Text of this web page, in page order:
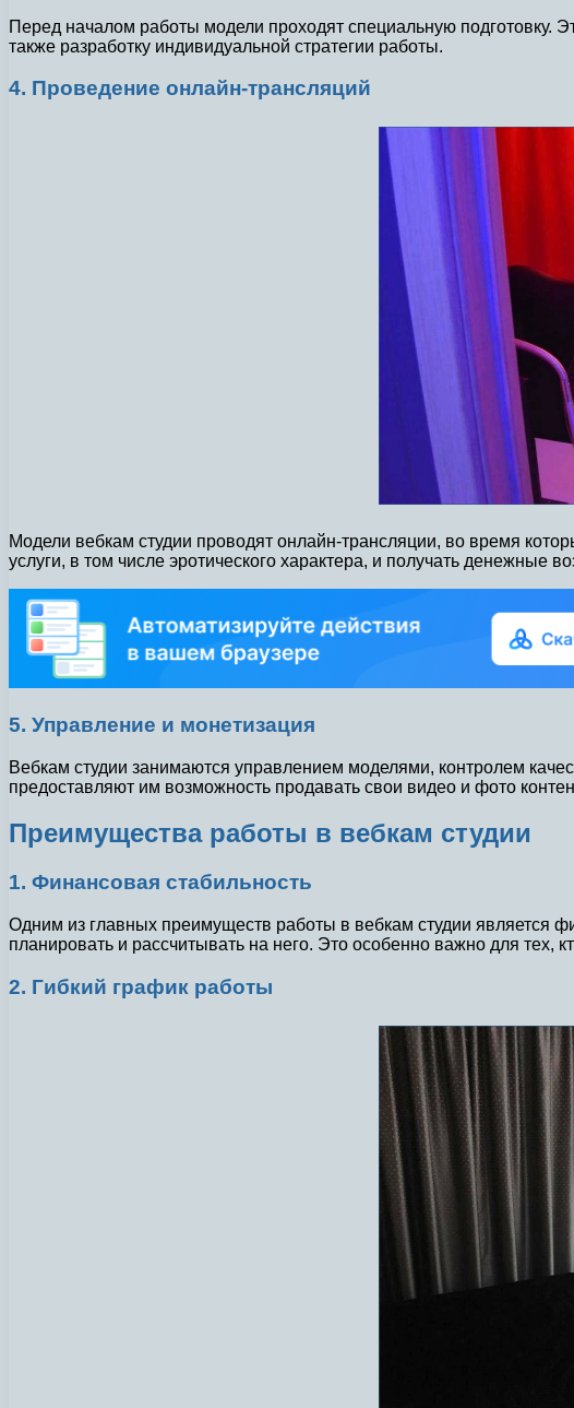
Перед началом работы модели проходят специальную подготовку.
также разработку индивидуальной стратегии работы.
4. Проведение онлайн-трансляций
Модели вебкам студии проводят онлайн-трансляции, во время
услуги, в том числе эротического характера, и получать денежные
5. Управление и монетизация
Вебкам студии занимаются управлением моделями, контролем
предоставляют им возможность продавать свои видео и фото
Преимущества работы в вебкам студии
1. Финансовая стабильность
Одним из главных преимуществ работы в вебкам студии является
планировать и рассчитывать на него. Это особенно важно для тех,
2. Гибкий график работы